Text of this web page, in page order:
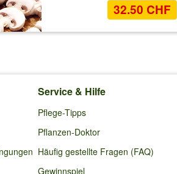
32.50 CHF
Service & Hilfe
Pflege-Tipps
Pflanzen-Doktor
Häufig gestellte Fragen (FAQ)
Gewinnspiel